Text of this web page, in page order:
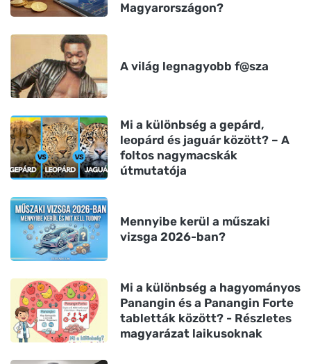
Magyarországon?
A világ legnagyobb f@sza
Mi a különbség a gepárd,
leopárd és jaguár között? – A
foltos nagymacskák
útmutatója
Mennyibe kerül a műszaki
vizsga 2026-ban?
Mi a különbség a hagyományos
Panangin és a Panangin Forte
tabletták között? - Részletes
magyarázat laikusoknak